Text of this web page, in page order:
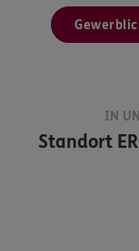
IN
Standort